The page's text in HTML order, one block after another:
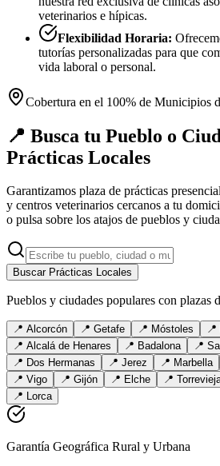
veterinarios e hípicas.
Flexibilidad Horaria:
tutorías personalizadas para que
vida laboral o personal.
Cobertura en el 100% de Municipios
📍 Busca tu Pueblo o
Prácticas Locales
Garantizamos plaza de prácticas
y centros veterinarios cercanos a tu
o pulsa sobre los atajos de pueblos y
Buscar Prácticas Locales
Pueblos y ciudades populares con plazas
📍 Alcorcón 📍 Getafe 📍 Móstoles 📍
📍 Alcalá de Henares 📍 Badalona 📍
📍 Dos Hermanas 📍 Jerez 📍 Marbella
📍 Vigo 📍 Gijón 📍 Elche 📍
📍 Lorca
Garantía Geográfica Rural y Urbana